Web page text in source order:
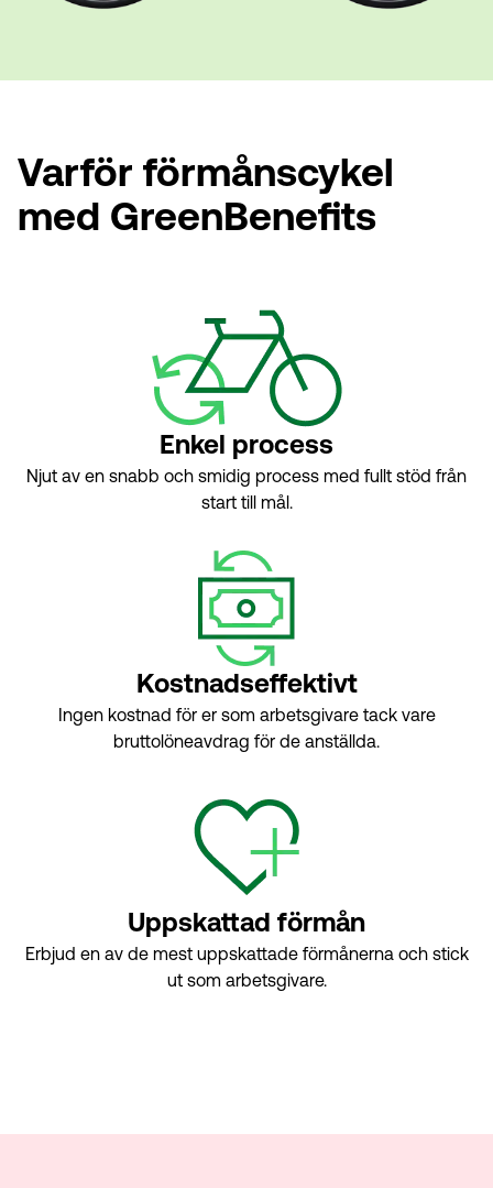
Varför förmånscykel
med GreenBenefits
Enkel process
Njut av en snabb och smidig process med fullt stöd från
start till mål.
Kostnadseffektivt
Ingen kostnad för er som arbetsgivare tack vare
bruttolöneavdrag för de anställda.
Uppskattad förmån
Erbjud en av de mest uppskattade förmånerna och stick
ut som arbetsgivare.